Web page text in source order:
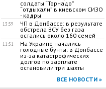
солдаты “Торнадо”
“отдыхали” в киевском СИЗО
- кадры
13:39
​ЧП в Донбассе: в результате
обстрела ВСУ без газа
остались около 160 семей
11:51
На Украине начались
голодные бунты: в Донбассе
из-за катастрофических
долгов по зарплате
остановили три шахты
ВСЕ НОВОСТИ »